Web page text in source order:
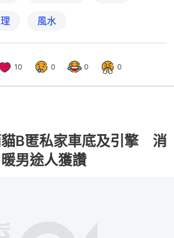
風水
10 0 0 0
B匿私家車底及引擎 消
男途人獲讚